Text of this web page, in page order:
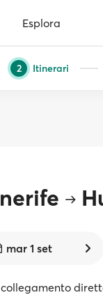
Esplora
2 Itinerari
mar 1 set